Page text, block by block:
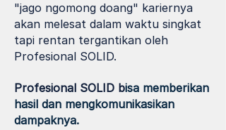
"jago ngomong doang" kariernya
akan melesat dalam waktu singkat
tapi rentan tergantikan oleh
Profesional SOLID.
Profesional SOLID bisa memberikan
hasil dan mengkomunikasikan
dampaknya.